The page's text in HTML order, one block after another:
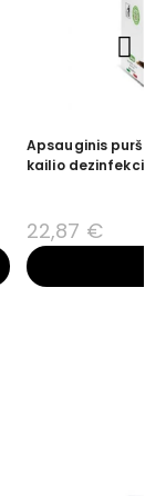
Apsauginis
kailio dezinfekcijai
22,87 €